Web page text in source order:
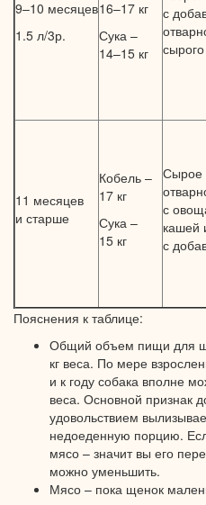
9–10 месяцев
1.5 л/3р.
16–17 кг
Сука –
14–15 кг
с
11 месяцев
и старше
Кобель –
17 кг
Сука –
15 кг
Сырое
с
кашей
с
Пояснения к таблице:
Общий объем пищи для
кг веса. По мере
и к году собака вполне
веса. Основной признак
удовольствием
недоеденную порцию.
мясо – значит вы его
можно уменьшить.
Мясо – пока щенок